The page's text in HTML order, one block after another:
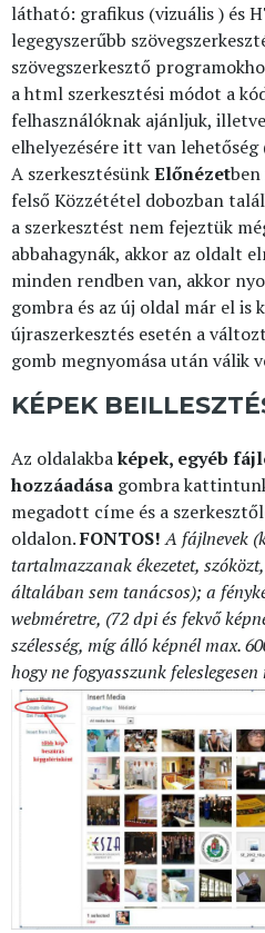
látható: grafikus (vizuális ) és
legegyszerűbb
szövegszerkesztő
a html szerkesztési módot a
felhasználóknak ajánljuk,
elhelyezésére itt van lehetőség
A szerkesztésünkElőnézet
felső Közzététel dobozban
a szerkesztést nem fejeztük
abbahagynák, akkor az oldalt
minden rendben van, akkor
gombra és az új oldal már el is
újraszerkesztés esetén a
gomb megnyomása után válik
KÉPEK
Az oldalakbaképek, egyéb
hozzáadása gombra
megadott címe és a
oldalon.FONTOS! A fájlnevek
tartalmazzanak ékezetet,
általában sem tanácsos); a
webméretre, (72 dpi és fekvő
szélesség, míg álló képnél max.
hogy ne fogyasszunk